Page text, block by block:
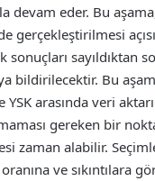
devam eder. Bu
gerçekleştirilmesi
sonuçları sayıldıktan
bildirilecektir. Bu
arasında veri
gereken bir
zaman alabilir.
ve sıkıntılara